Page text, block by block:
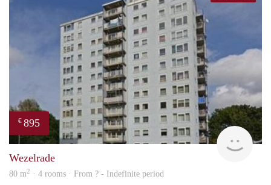
€ 895
Wezelrade
80 m2 · 4 rooms · From ? - Indefinite period